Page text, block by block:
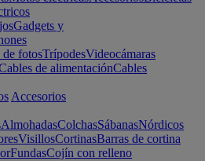
Gadgets y
de fotosTrípodesVideocámaras
de alimentaciónCables
Accesorios
AlmohadasColchasSábanasNórdicos
VisillosCortinasBarras de cortina
FundasCojín con relleno